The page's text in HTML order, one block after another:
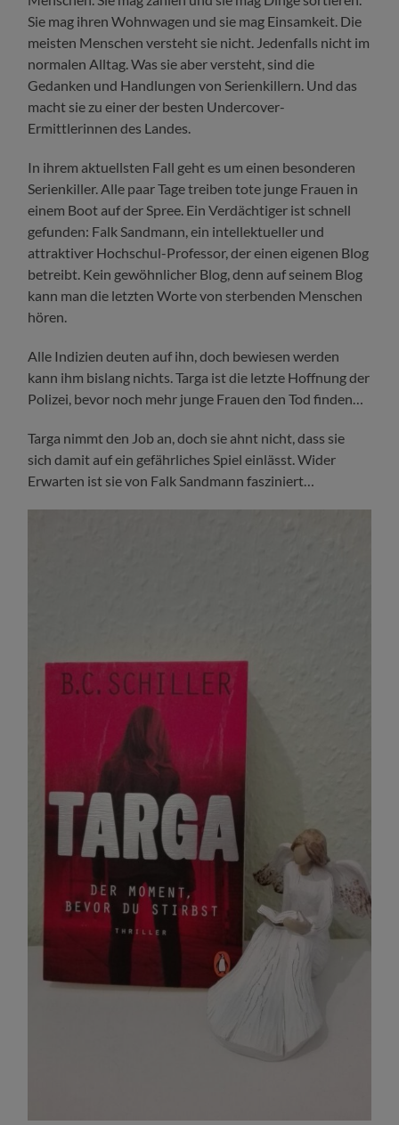
Sie mag ihren Wohnwagen und sie mag Einsamkeit. Die
meisten Menschen versteht sie nicht. Jedenfalls nicht im
normalen Alltag. Was sie aber versteht, sind die
Gedanken und Handlungen von Serienkillern. Und das
macht sie zu einer der besten Undercover-
Ermittlerinnen des Landes.
In ihrem aktuellsten Fall geht es um einen besonderen
Serienkiller. Alle paar Tage treiben tote junge Frauen in
einem Boot auf der Spree. Ein Verdächtiger ist schnell
gefunden: Falk Sandmann, ein intellektueller und
attraktiver Hochschul-Professor, der einen eigenen Blog
betreibt. Kein gewöhnlicher Blog, denn auf seinem Blog
kann man die letzten Worte von sterbenden Menschen
hören.
Alle Indizien deuten auf ihn, doch bewiesen werden
kann ihm bislang nichts. Targa ist die letzte Hoffnung der
Polizei, bevor noch mehr junge Frauen den Tod finden…
Targa nimmt den Job an, doch sie ahnt nicht, dass sie
sich damit auf ein gefährliches Spiel einlässt. Wider
Erwarten ist sie von Falk Sandmann fasziniert…